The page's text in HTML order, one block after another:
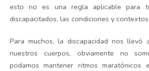
esto no es una regla aplicable para
discapacitados, las condiciones y
Para muchos, la discapacidad nos llevó
nuestros cuerpos, obviamente no
podamos mantener ritmos